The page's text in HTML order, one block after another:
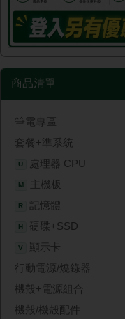
商品清單
筆電專區
套餐+準系統
U 處理器 CPU
M 主機板
R 記憶體
H 硬碟+SSD
V
顯示卡
行動電源/燒錄器
機殼+電源組合
機殼/機殼配件